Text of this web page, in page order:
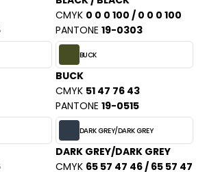
CMYK 0 0 0 100 / 0 0 0 100
PANTONE 19-0303
BUCK
BUCK
CMYK 51 47 76 43
PANTONE 19-0515
DARK GREY/DARK GREY
DARK GREY/DARK GREY
CMYK 65 57 47 46 / 65 57 47